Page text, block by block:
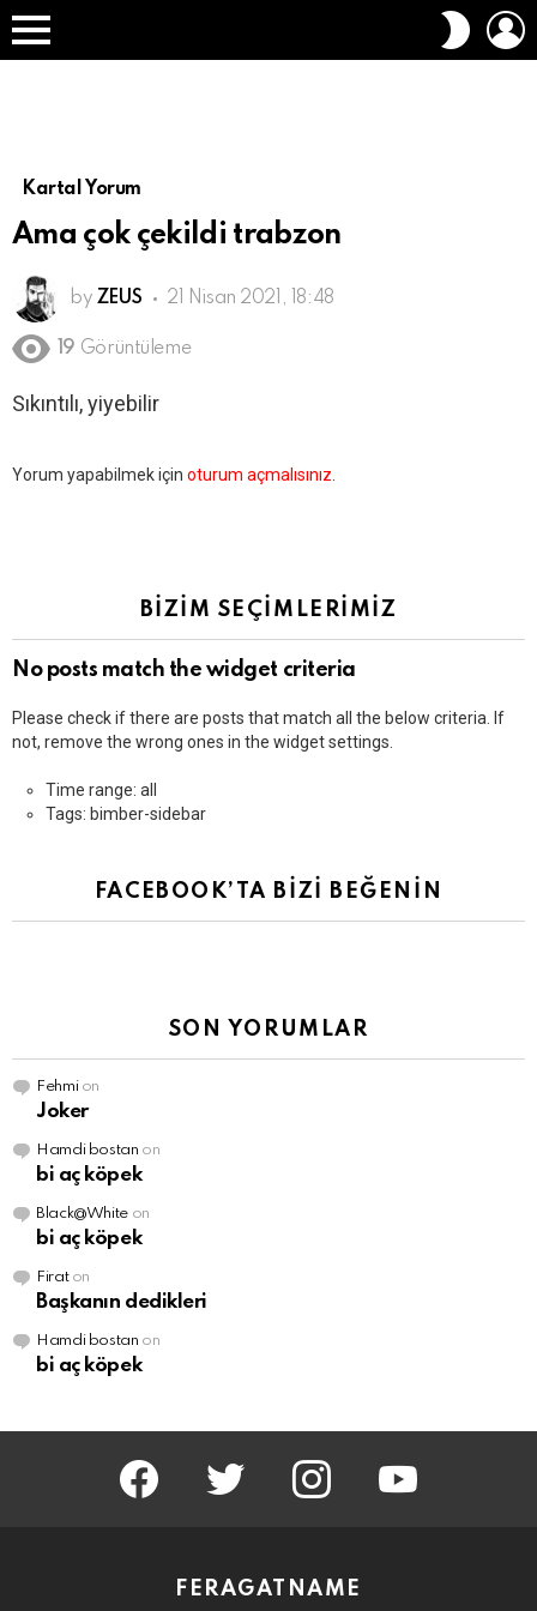
Menü
DIŞ
Kartal Yorum
Ama çok çekildi trabzon
by ZEUS 21 Nisan 2021, 18:48
19 Görüntüleme
Sıkıntılı, yiyebilir
Bir
Yorum yapabilmek için oturum açmalısınız.
BİZİM SEÇİMLERİMİZ
No posts match the widget criteria
Please check if there are posts that match all the below criteria. If
not, remove the wrong ones in the widget settings.
Time range: all
Tags: bimber-sidebar
FACEBOOK’TA BİZİ BEĞENİN
SON YORUMLAR
Fehmi on
Joker
Hamdi bostan on
bi aç köpek
Black@White on
bi aç köpek
Firaton
Başkanın dedikleri
Hamdi bostan on
bi aç köpek
facebook twitter instagram youtube
FERAGATNAME